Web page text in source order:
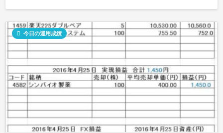
 今日の運用成績